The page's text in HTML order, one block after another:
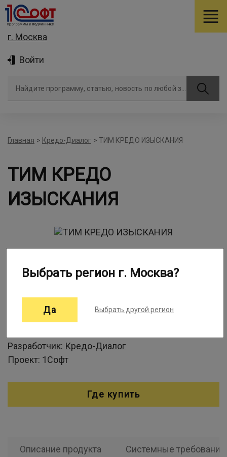
г. Москва
Войти
Главная > Кредо-Диалог > ТИМ КРЕДО ИЗЫСКАНИЯ
ТИМ КРЕДО
ИЗЫСКАНИЯ
является подсистемой Программной системы
Разработчик: Кредо-Диалог
Проект: 1Софт
Где купить
Описание продукта Системные требования
Выбрать регион г. Москва?
Да Выбрать другой регион